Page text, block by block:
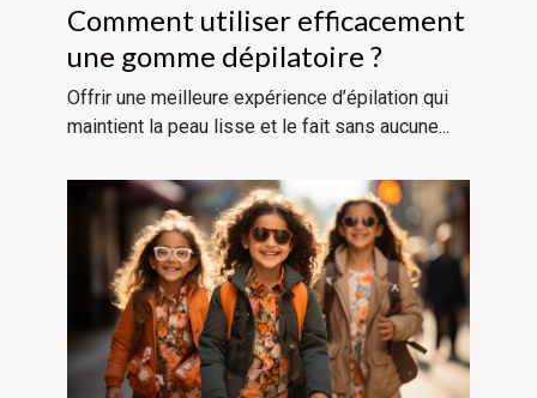
Comment utiliser efficacement
une gomme dépilatoire ?
Offrir une meilleure expérience d’épilation qui
maintient la peau lisse et le fait sans aucune...